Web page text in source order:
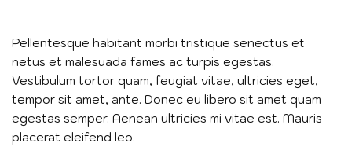
Pellentesque habitant morbi tristique senectus et
netus et malesuada fames ac turpis egestas.
Vestibulum tortor quam, feugiat vitae, ultricies eget,
tempor sit amet, ante. Donec eu libero sit amet quam
egestas semper. Aenean ultricies mi vitae est. Mauris
placerat eleifend leo.